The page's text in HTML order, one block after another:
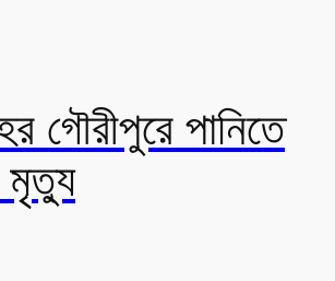
গৌরীপুরে পানিতে
মৃত্যু